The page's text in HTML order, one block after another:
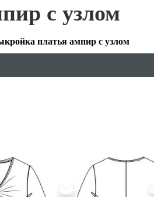
с узлом
платья ампир с узлом